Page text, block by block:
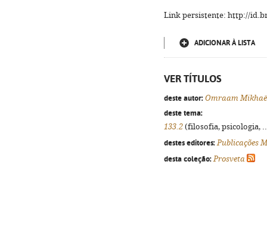
Link persistente: http://
ADICIONAR À LISTA
VER TÍTULOS
deste autor: Omraam
deste tema:
133.2 (filosofia, psicologia,
destes editores: Publicações
desta coleção: Prosveta